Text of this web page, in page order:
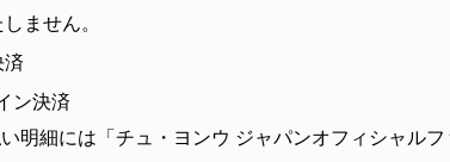
ません。
済
ン決済
明細には「チュ・ヨンウ ジャパンオフィシャル